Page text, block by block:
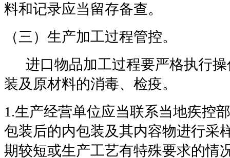
料和记录应当留存备查。
（三）生产加工过程管控。
进口物品加工过程要严格执行操
装及原材料的消毒、检疫。
1.生产经营单位应当联系当地疾控
包装后的内包装及其内容物进行采
期较短或生产工艺有特殊要求的情